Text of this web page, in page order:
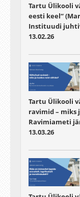
Tartu Ülikooli
eesti keel“
Instituudi
13.02.26
Tartu Ülikooli
ravimid – miks
Ravimiameti
13.03.26